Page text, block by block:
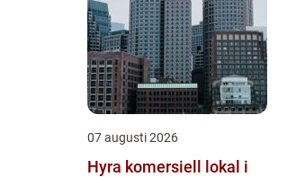
07 augusti 2026
Hyra komersiell lokal i